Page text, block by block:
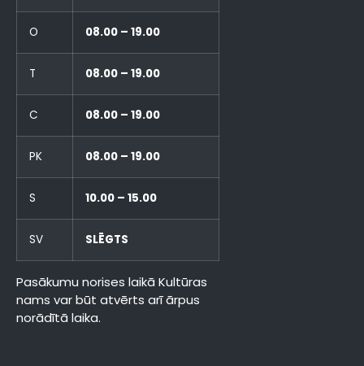
O 08.00 – 19.00
T 08.00 – 19.00
C 08.00 – 19.00
PK 08.00 – 19.00
S 10.00 – 15.00
SV SLĒGTS
Pasākumu norises laikā Kultūras
nams var būt atvērts arī ārpus
norādītā laika.